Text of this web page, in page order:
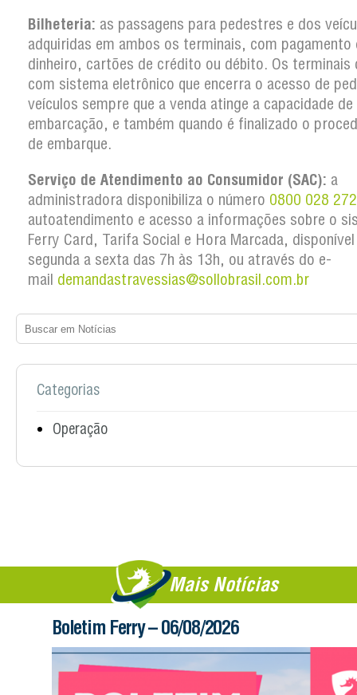
Bilheteria: as passagens para pedestres e dos
adquiridas em ambos os terminais, com pagamento
dinheiro, cartões de crédito ou débito. Os terminais
com sistema eletrônico que encerra o acesso de
veículos sempre que a venda atinge a capacidade de
embarcação, e também quando é finalizado o
de embarque.
Serviço de Atendimento ao Consumidor (SAC): a
administradora disponibiliza o número 0800 028
autoatendimento e acesso a informações sobre o
Ferry Card, Tarifa Social e Hora Marcada,
segunda a sexta das 7h às 13h, ou através do e-
mail demandastravessias@sollobrasil.com.br
Categorias
Operação
Mais Notícias
Boletim Ferry – 06/08/2026